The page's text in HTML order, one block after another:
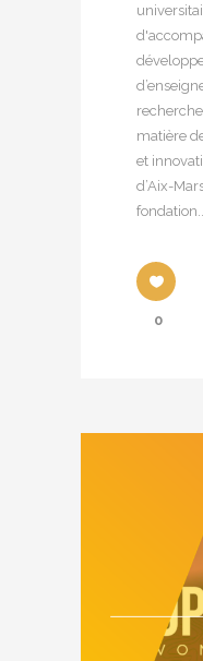
matière
et
d’Aix-
fondation...
0